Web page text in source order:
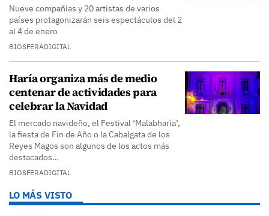
Nueve compañías y 20 artistas de varios
países protagonizarán seis espectáculos del 2
al 4 de enero
BIOSFERADIGITAL
Haría organiza más de medio
centenar de actividades para
celebrar la Navidad
El mercado navideño, el Festival ‘Malabharía’,
la fiesta de Fin de Año o la Cabalgata de los
Reyes Magos son algunos de los actos más
destacados…
BIOSFERADIGITAL
LO MÁS VISTO